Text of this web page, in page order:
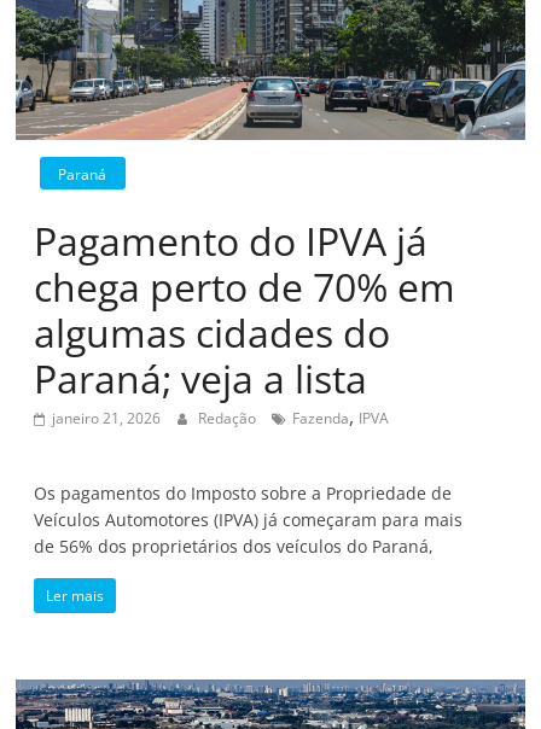
Paraná
Pagamento do IPVA já
chega perto de 70% em
algumas cidades do
Paraná; veja a lista
janeiro 21, 2026 Redação Fazenda, IPVA
Os pagamentos do Imposto sobre a Propriedade de
Veículos Automotores (IPVA) já começaram para mais
de 56% dos proprietários dos veículos do Paraná,
Ler mais